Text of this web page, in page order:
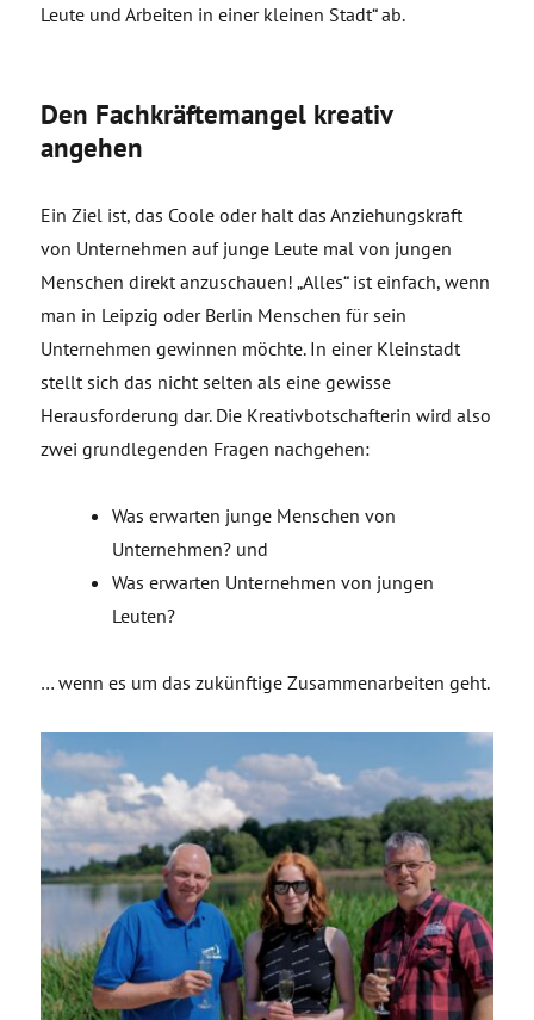
Leute und Arbeiten in einer kleinen Stadt“ ab.
Den Fachkräftemangel kreativ
angehen
Ein Ziel ist, das Coole oder halt das Anziehungskraft
von Unternehmen auf junge Leute mal von jungen
Menschen direkt anzuschauen! „Alles“ ist einfach, wenn
man in Leipzig oder Berlin Menschen für sein
Unternehmen gewinnen möchte. In einer Kleinstadt
stellt sich das nicht selten als eine gewisse
Herausforderung dar. Die Kreativbotschafterin wird also
zwei grundlegenden Fragen nachgehen:
Was erwarten junge Menschen von
Unternehmen? und
Was erwarten Unternehmen von jungen
Leuten?
… wenn es um das zukünftige Zusammenarbeiten geht.